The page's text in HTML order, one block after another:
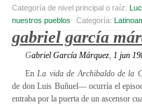
Categoría de nivel principal o raíz:
nuestros pueblos
Categoría:
gabriel garcía
Gabriel García Márquez, 1 jun
En La vida de Archibaldo de la
de don Luis Buñuel— ocurría el
entraba por la puerta de un ascensor